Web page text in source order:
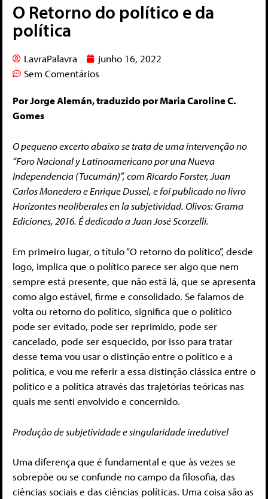
O Retorno do político e da
política
LavraPalavra
junho 16, 2022
Sem Comentários
Por Jorge Alemán, traduzido por Maria Caroline C.
Gomes
O pequeno excerto abaixo se trata de uma intervenção no
“Foro Nacional y Latinoamericano por una Nueva
Independencia (Tucumán)”, com Ricardo Forster, Juan
Carlos Monedero e Enrique Dussel, e foi publicado no livro
Horizontes neoliberales en la subjetividad. Olivos: Grama
Ediciones, 2016. É dedicado a Juan José Scorzelli.
Em primeiro lugar, o título “O retorno do político”, desde
logo, implica que o político parece ser algo que nem
sempre está presente, que não está lá, que se apresenta
como algo estável, firme e consolidado. Se falamos de
volta ou retorno do político, significa que o político
pode ser evitado, pode ser reprimido, pode ser
cancelado, pode ser esquecido, por isso para tratar
desse tema vou usar o distinção entre o político e a
política, e vou me referir a essa distinção clássica entre o
político e a política através das trajetórias teóricas nas
quais me senti envolvido e concernido.
Produção de subjetividade e singularidade irredutível
Uma diferença que é fundamental e que às vezes se
sobrepõe ou se confunde no campo da filosofia, das
ciências sociais e das ciências políticas. Uma coisa são as